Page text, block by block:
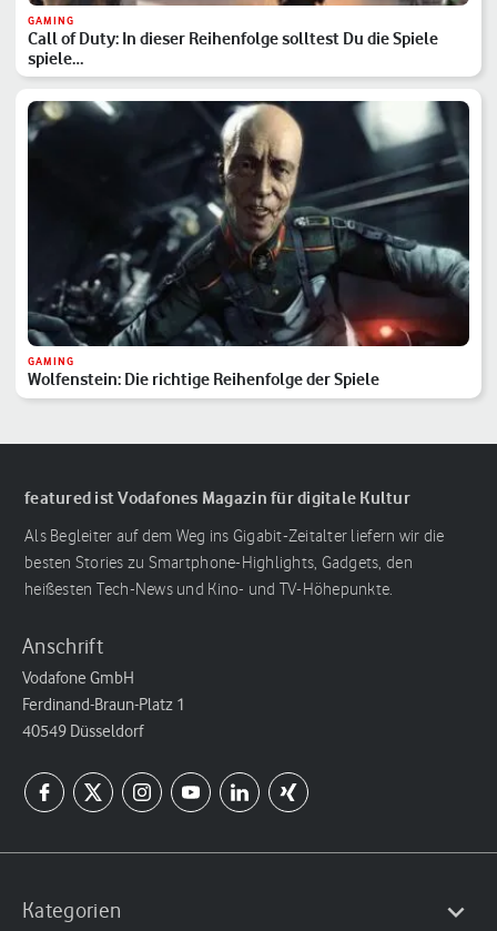
GAMING
Call of Duty: In dieser Reihenfolge solltest Du die Spiele
spiele…
GAMING
Wolfenstein: Die richtige Reihenfolge der Spiele
featured ist Vodafones Magazin für digitale Kultur
Als Begleiter auf dem Weg ins Gigabit-Zeitalter liefern wir die
besten Stories zu Smartphone-Highlights, Gadgets, den
heißesten Tech-News und Kino- und TV-Höhepunkte.
Anschrift
Vodafone GmbH
Ferdinand-Braun-Platz 1
40549 Düsseldorf
Kategorien